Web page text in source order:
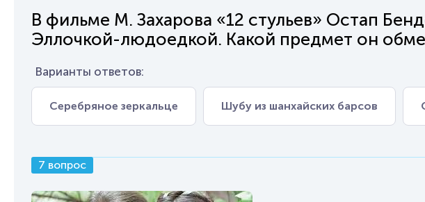
В фильме М. Захарова «12 стульев» Остап
Эллочкой-людоедкой. Какой предмет он
Варианты ответов:
Серебряное зеркальце Шубу из шанхайских барсов
7 вопрос